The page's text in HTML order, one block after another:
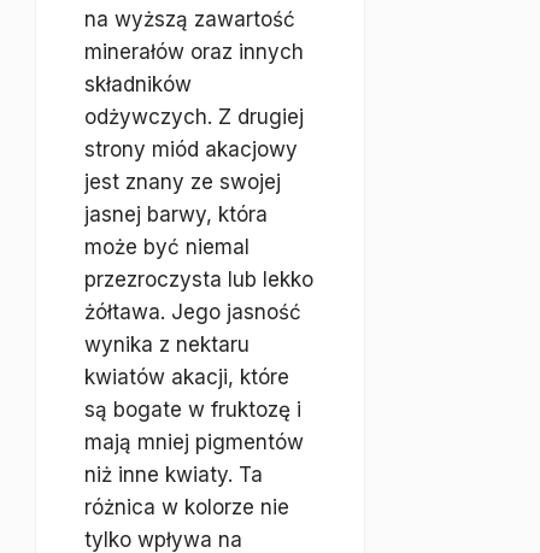
na wyższą zawartość
minerałów oraz innych
składników
odżywczych. Z drugiej
strony miód akacjowy
jest znany ze swojej
jasnej barwy, która
może być niemal
przezroczysta lub lekko
żółtawa. Jego jasność
wynika z nektaru
kwiatów akacji, które
są bogate w fruktozę i
mają mniej pigmentów
niż inne kwiaty. Ta
różnica w kolorze nie
tylko wpływa na